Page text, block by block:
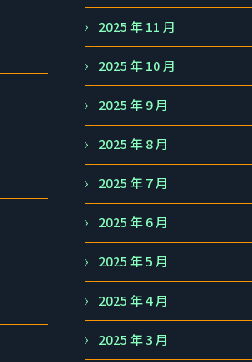
2025 年 11 月
2025 年 10 月
2025 年 9 月
2025 年 8 月
2025 年 7 月
2025 年 6 月
2025 年 5 月
2025 年 4 月
2025 年 3 月